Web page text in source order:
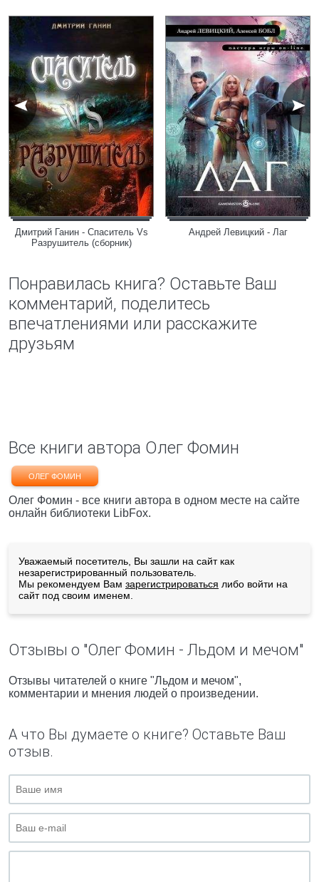
Дмитрий Ганин - Спаситель Vs
Разрушитель (сборник)
Андрей Левицкий - Лаг
Понравилась книга? Оставьте Ваш
комментарий, поделитесь
впечатлениями или расскажите
друзьям
Все книги автора Олег Фомин
ОЛЕГ ФОМИН
Олег Фомин - все книги автора в одном месте на сайте
онлайн библиотеки LibFox.
Уважаемый посетитель, Вы зашли на сайт как
незарегистрированный пользователь.
Мы рекомендуем Вам зарегистрироваться либо войти на
сайт под своим именем.
Отзывы о "Олег Фомин - Льдом и мечом"
Отзывы читателей о книге "Льдом и мечом",
комментарии и мнения людей о произведении.
А что Вы думаете о книге? Оставьте Ваш
отзыв.